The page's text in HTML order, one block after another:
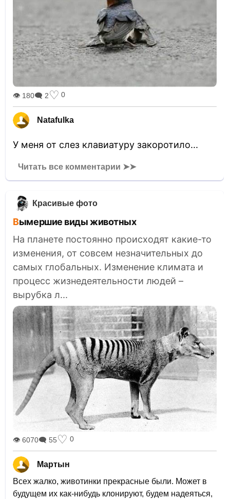
👁 180🗨 2♡ 0
Natafulka
У меня от слез клавиатуру закоротило...
Читать все комментарии ➤➤
Красивые фото
Вымершие виды животных
На планете постоянно происходят какие-то
изменения, от совсем незначительных до
самых глобальных. Изменение климата и
процесс жизнедеятельности людей –
вырубка л...
👁 6070🗨 55♡ 0
Мартын
Всех жалко, животинки прекрасные были. Может в
будущем их как-нибудь клонируют, будем надеяться,